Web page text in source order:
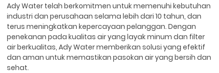
Ady Water telah berkomitmen untuk memenuhi kebutuhan
industri dan perusahaan selama lebih dari 10 tahun, dan
terus meningkatkan kepercayaan pelanggan. Dengan
penekanan pada kualitas air yang layak minum dan filter
air berkualitas, Ady Water memberikan solusi yang efektif
dan aman untuk memastikan pasokan air yang bersih dan
sehat.